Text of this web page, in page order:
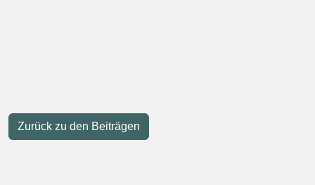
Zurück zu den Beiträgen